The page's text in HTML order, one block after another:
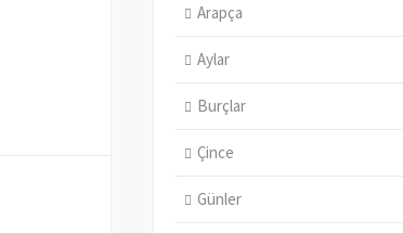
Arapça
Aylar
Burçlar
Çince
Günler